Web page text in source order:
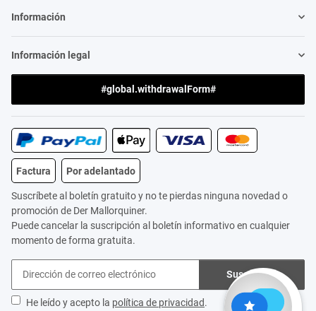
Información
Información legal
#global.withdrawalForm#
Factura Por adelantado
Suscríbete al boletín gratuito y no te pierdas ninguna novedad o
promoción de Der Mallorquiner.
Puede cancelar la suscripción al boletín informativo en cualquier
momento de forma gratuita.
Suscribirse
He leído y acepto la política de privacidad.